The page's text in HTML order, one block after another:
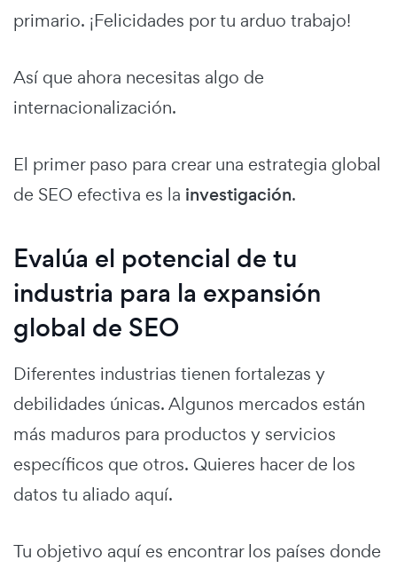
primario. ¡Felicidades por tu arduo trabajo!
Así que ahora necesitas algo de
internacionalización.
El primer paso para crear una estrategia global
de SEO efectiva es la investigación.
Evalúa el potencial de tu
industria para la expansión
global de SEO
Diferentes industrias tienen fortalezas y
debilidades únicas. Algunos mercados están
más maduros para productos y servicios
específicos que otros. Quieres hacer de los
datos tu aliado aquí.
Tu objetivo aquí es encontrar los países donde